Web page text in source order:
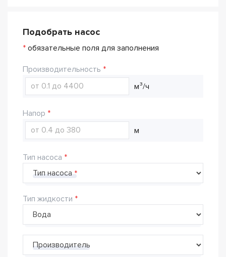
Подобрать насос
* обязательные поля для заполнения
Производительность
м³/ч
Напор
м
Тип насоса
Тип насоса
Тип жидкости
Производитель